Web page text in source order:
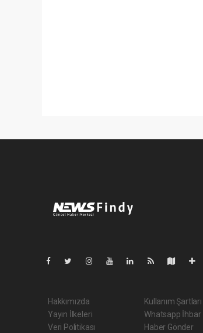
Hakkımızda
Yayın İlkeleri
Veri Politikası
Kullanım Şartları
Whatsapp İhbar
Haber Gönder